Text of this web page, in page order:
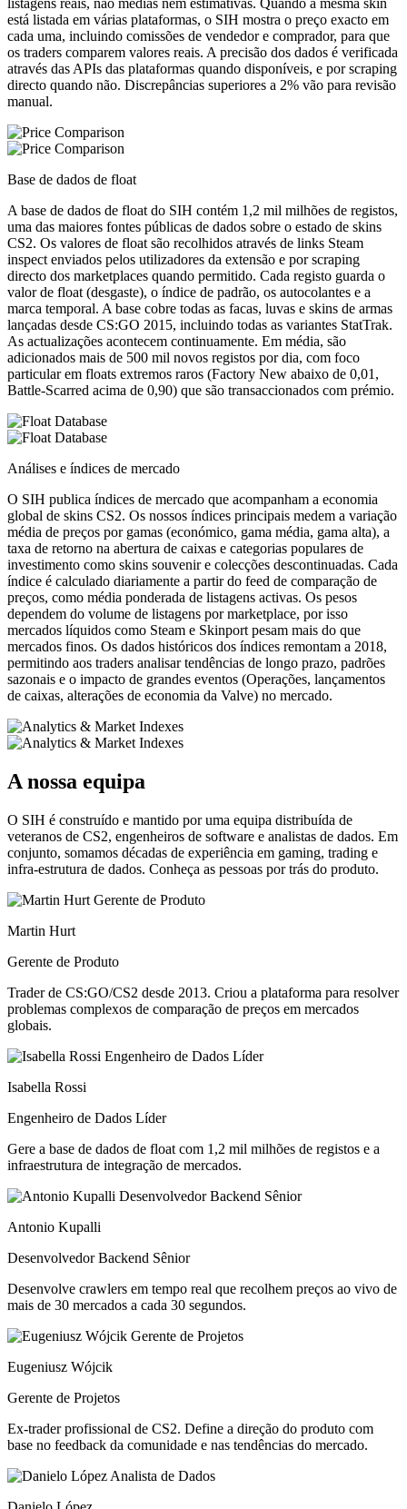
listagens reais, não médias nem estimativas. Quando a mesma skin
está listada em várias plataformas, o SIH mostra o preço exacto em
cada uma, incluindo comissões de vendedor e comprador, para que
os traders comparem valores reais. A precisão dos dados é verificada
através das APIs das plataformas quando disponíveis, e por scraping
directo quando não. Discrepâncias superiores a 2% vão para revisão
manual.
Base de dados de float
A base de dados de float do SIH contém 1,2 mil milhões de registos,
uma das maiores fontes públicas de dados sobre o estado de skins
CS2. Os valores de float são recolhidos através de links Steam
inspect enviados pelos utilizadores da extensão e por scraping
directo dos marketplaces quando permitido. Cada registo guarda o
valor de float (desgaste), o índice de padrão, os autocolantes e a
marca temporal. A base cobre todas as facas, luvas e skins de armas
lançadas desde CS:GO 2015, incluindo todas as variantes StatTrak.
As actualizações acontecem continuamente. Em média, são
adicionados mais de 500 mil novos registos por dia, com foco
particular em floats extremos raros (Factory New abaixo de 0,01,
Battle-Scarred acima de 0,90) que são transaccionados com prémio.
Análises e índices de mercado
O SIH publica índices de mercado que acompanham a economia
global de skins CS2. Os nossos índices principais medem a variação
média de preços por gamas (económico, gama média, gama alta), a
taxa de retorno na abertura de caixas e categorias populares de
investimento como skins souvenir e colecções descontinuadas. Cada
índice é calculado diariamente a partir do feed de comparação de
preços, como média ponderada de listagens activas. Os pesos
dependem do volume de listagens por marketplace, por isso
mercados líquidos como Steam e Skinport pesam mais do que
mercados finos. Os dados históricos dos índices remontam a 2018,
permitindo aos traders analisar tendências de longo prazo, padrões
sazonais e o impacto de grandes eventos (Operações, lançamentos
de caixas, alterações de economia da Valve) no mercado.
A nossa equipa
O SIH é construído e mantido por uma equipa distribuída de
veteranos de CS2, engenheiros de software e analistas de dados. Em
conjunto, somamos décadas de experiência em gaming, trading e
infra-estrutura de dados. Conheça as pessoas por trás do produto.
Martin Hurt
Gerente de Produto
Trader de CS:GO/CS2 desde 2013. Criou a plataforma para resolver
problemas complexos de comparação de preços em mercados
globais.
Isabella Rossi
Engenheiro de Dados Líder
Gere a base de dados de float com 1,2 mil milhões de registos e a
infraestrutura de integração de mercados.
Antonio Kupalli
Desenvolvedor Backend Sênior
Desenvolve crawlers em tempo real que recolhem preços ao vivo de
mais de 30 mercados a cada 30 segundos.
Eugeniusz Wójcik
Gerente de Projetos
Ex-trader profissional de CS2. Define a direção do produto com
base no feedback da comunidade e nas tendências do mercado.